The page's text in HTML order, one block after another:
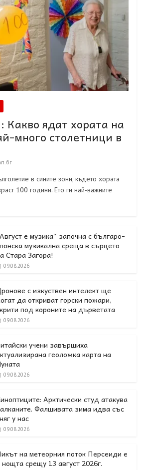
Какво ядат хората на
много столетници в
в сините зони, където хората
100 години. Ето ги най-важните
е музика“ започна с българо-
музикална среща в сърцето
Стара Загора!
09.08.2026
с изкуствен интелект ще
да откриват горски пожари,
под короните на дърветата
09.08.2026
учени завършиха
геоложка карта на
09.08.2026
Арктически студ атакува
Фалшивата зима идва със
у нас
09.08.2026
на метеорния поток Персеиди е
нощта срещу 13 август 2026г.